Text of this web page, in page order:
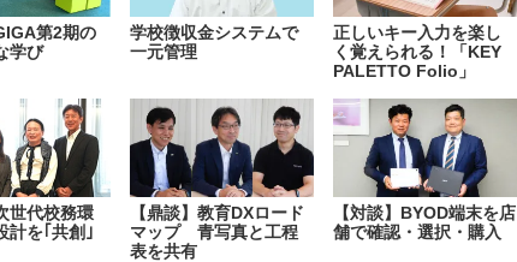
第2期の
学び
学校徴収金システムで
一元管理
正しいキー入力を楽し
く覚えられる！「KEY
PALETTO Folio」
世代校務環
計を｢共創｣
【鼎談】教育DXロード
マップ 青写真と工程
表を共有
【対談】BYOD端末を店
舗で確認・選択・購入